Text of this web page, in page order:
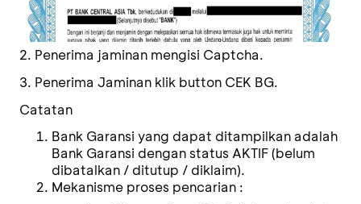
2. Penerima jaminan mengisi Captcha.
3. Penerima Jaminan klik button CEK BG.
Catatan
Bank Garansi yang dapat ditampilkan adalah
Bank Garansi dengan status AKTIF (belum
dibatalkan / ditutup / diklaim).
Mekanisme proses pencarian :